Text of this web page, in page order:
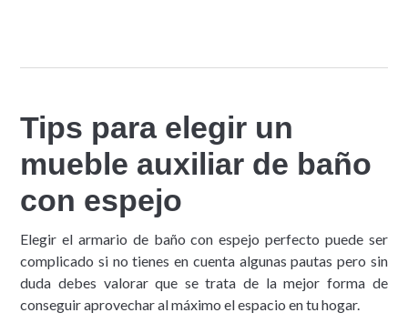
Tips para elegir un
mueble auxiliar de baño
con espejo
Elegir el armario de baño con espejo perfecto puede ser
complicado si no tienes en cuenta algunas pautas pero sin
duda debes valorar que se trata de la mejor forma de
conseguir aprovechar al máximo el espacio en tu hogar.